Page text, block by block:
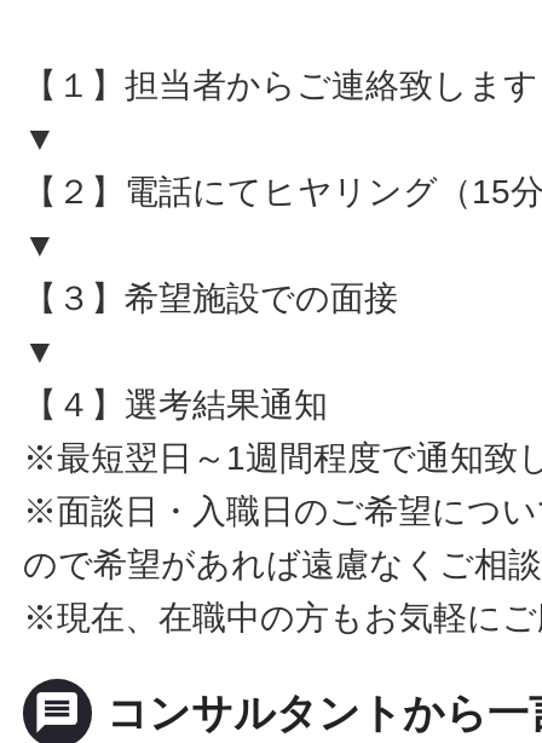
【１】担当者からご連絡致します
▼
【２】電話にてヒヤリング（15
▼
【３】希望施設での面接
▼
【４】選考結果通知
※最短翌日～1週間程度で通知致
※面談日・入職日のご希望につ
ので希望があれば遠慮なくご相
※現在、在職中の方もお気軽に
message コンサルタントから一